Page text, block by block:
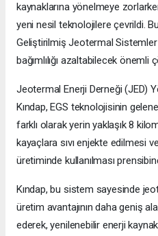
kaynaklarına yönelmeye
yeni nesil teknolojilere çevrildi.
Geliştirilmiş Jeotermal Sistemler
bağımlılığı azaltabilecek
Jeotermal Enerji Derneği (JED)
Kındap, EGS teknolojisinin
farklı olarak yerin yaklaşık 8
kayaçlara sıvı enjekte edilmesi
üretiminde kullanılması
Kındap, bu sistem sayesinde
üretim avantajının daha geniş
ederek, yenilenebilir enerji